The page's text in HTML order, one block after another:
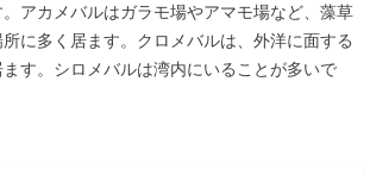
アカメバルはガラモ場やアマモ場など、藻草
に多く居ます。クロメバルは、外洋に面する
す。シロメバルは湾内にいることが多いで